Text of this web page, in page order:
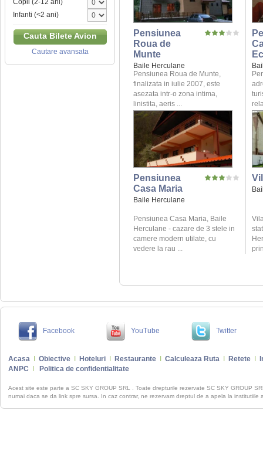
Copii (2-12 ani)
Infanti (<2 ani)
Cauta Bilete Avion
Cautare avansata
Pensiunea
Roua de
Munte
Baile Herculane
Pensiunea Roua de Munte,
finalizata in iulie 2007, este
asezata intr-o zona intima,
linistita, aeris ...
Pensiunea
Casa Maria
Baile Herculane
Pensiunea Casa Maria, Baile
Herculane - cazare de 3 stele in
camere modern utilate, cu
vedere la rau ...
Facebook YouTube Twitter
Acasa Obiective Hoteluri Restaurante Calculeaza Ruta Retete
ANPC
Politica de confidentialitate
Acest site este parte a SC SKY GROUP SRL . Toate drepturile rezervate SC SKY GROUP
numai daca se da link spre sursa. In caz contrar, ne rezervam dreptul de a apela la institutiile